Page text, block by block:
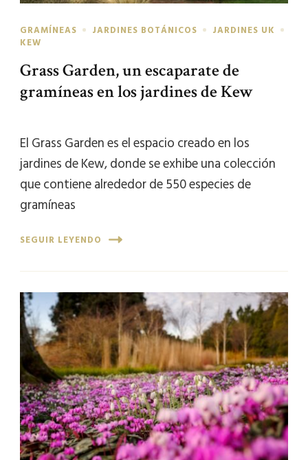
GRAMÍNEAS JARDINES BOTÁNICOS
JARDINES UK
KEW
Grass Garden, un escaparate de
gramíneas en los jardines de Kew
El Grass Garden es el espacio creado en los
jardines de Kew, donde se exhibe una colección
que contiene alrededor de 550 especies de
gramíneas
SEGUIR LEYENDO